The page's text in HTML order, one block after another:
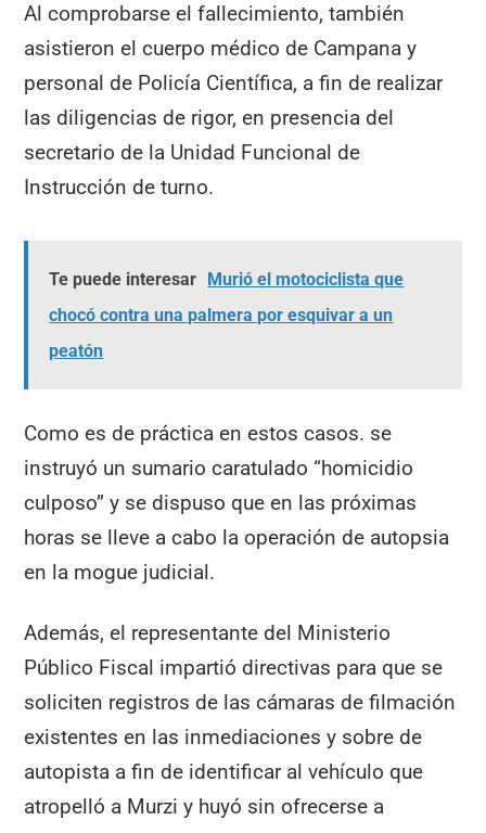
Al comprobarse el fallecimiento, también
asistieron el cuerpo médico de Campana y
personal de Policía Científica, a fin de realizar
las diligencias de rigor, en presencia del
secretario de la Unidad Funcional de
Instrucción de turno.
Te puede interesar Murió el motociclista que
chocó contra una palmera por esquivar a un
peatón
Como es de práctica en estos casos. se
instruyó un sumario caratulado “homicidio
culposo” y se dispuso que en las próximas
horas se lleve a cabo la operación de autopsia
en la mogue judicial.
Además, el representante del Ministerio
Público Fiscal impartió directivas para que se
soliciten registros de las cámaras de filmación
existentes en las inmediaciones y sobre de
autopista a fin de identificar al vehículo que
atropelló a Murzi y huyó sin ofrecerse a